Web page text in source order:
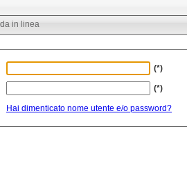
in linea
(*)
(*)
Hai dimenticato nome utente e/o password?